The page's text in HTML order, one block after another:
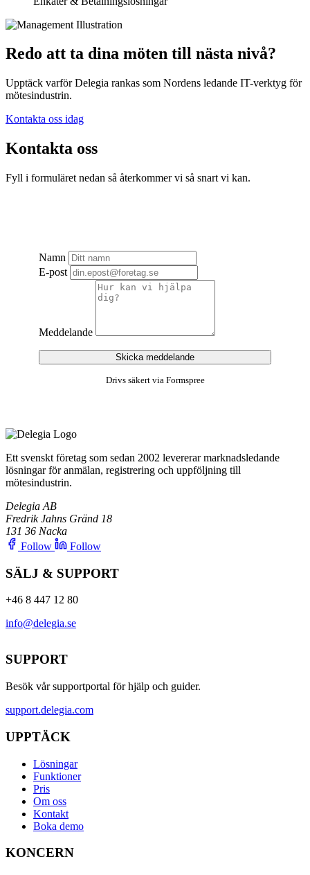
Redo att ta dina möten till nästa nivå?
Upptäck varför Delegia rankas som Nordens ledande IT-verktyg för
mötesindustrin.
Kontakta oss idag
Kontakta oss
Fyll i formuläret nedan så återkommer vi så snart vi kan.
Namn
E-post
Meddelande
Skicka meddelande
Drivs säkert via Formspree
Ett svenskt företag som sedan 2002 levererar marknadsledande
lösningar för anmälan, registrering och uppföljning till
mötesindustrin.
Delegia AB
Fredrik Jahns Gränd 18
131 36 Nacka
Follow
Follow
SÄLJ & SUPPORT
+46 8 447 12 80
info@delegia.se
SUPPORT
Besök vår supportportal för hjälp och guider.
support.delegia.com
UPPTÄCK
Lösningar
Funktioner
Pris
Om oss
Kontakt
Boka demo
KONCERN